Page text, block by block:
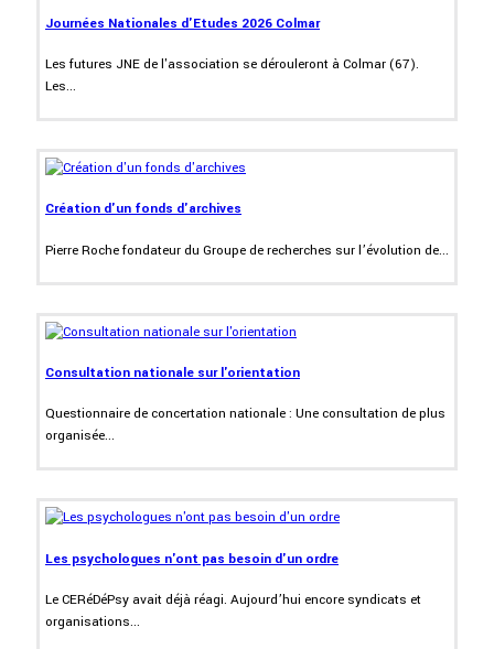
Journées Nationales d'Etudes 2026 Colmar
Les futures JNE de l'association se dérouleront à Colmar (67).
Les...
Création d'un fonds d'archives
Pierre Roche fondateur du Groupe de recherches sur l’évolution de...
Consultation nationale sur l'orientation
Questionnaire de concertation nationale : Une consultation de plus
organisée...
Les psychologues n'ont pas besoin d'un ordre
Le CERéDéPsy avait déjà réagi. Aujourd’hui encore syndicats et
organisations...